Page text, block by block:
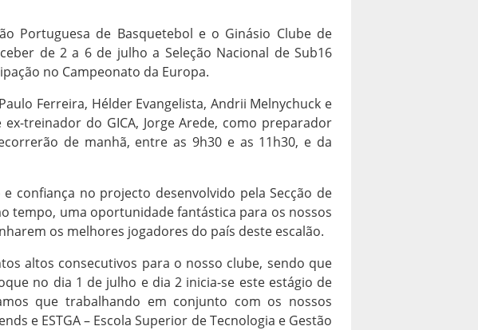
Portuguesa de Basquetebol e o Ginásio Clube de
de 2 a 6 de julho a Seleção Nacional de Sub16
no Campeonato da Europa.
Ferreira, Hélder Evangelista, Andrii Melnychuck e
treinador do GICA, Jorge Arede, como preparador
de manhã, entre as 9h30 e as 11h30, e da
confiança no projecto desenvolvido pela Secção de
tempo, uma oportunidade fantástica para os nossos
os melhores jogadores do país deste escalão.
altos consecutivos para o nosso clube, sendo que
no dia 1 de julho e dia 2 inicia-se este estágio de
que trabalhando em conjunto com os nossos
e ESTGA – Escola Superior de Tecnologia e Gestão